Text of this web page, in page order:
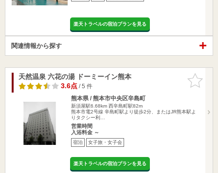
楽天トラベルの宿泊プランを見る
関連情報から探す
お気に入
りに追加
天然温泉 六花の湯 ドーミーイン熊本
3.6点/ 5 件
熊本県 / 熊本市中央区辛島町
新須屋駅6.68km 西辛島町駅82m
熊本市電2号線 辛島町駅より徒歩2分、またはJR熊本駅よ
りタクシー利…
営業時間
入浴料金 ～
宿泊 女子旅・女子会
楽天トラベルの宿泊プランを見る